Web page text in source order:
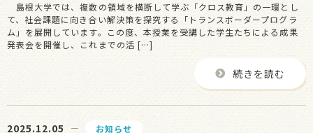
島根大学では、複数の領域を横断して学ぶ「クロス教育」の一環とし
て、社会課題に向き合い解決策を探究する「トランスボーダープログラ
ム」を展開しています。この度、本授業を受講した学生たちによる成果
発表会を開催し、これまでの活 […]
続きを読む
2025.12.05 お知らせ